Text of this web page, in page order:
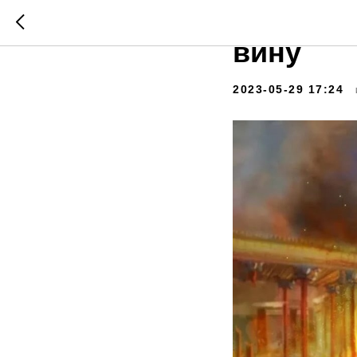
вину
2023-05-29 17:24